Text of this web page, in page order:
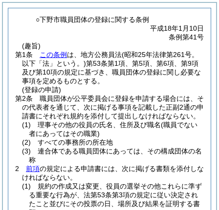
○下野市職員団体の登録に関する条例
平成18年1月10日
条例第41号
(趣旨)
第1条
この条例 は、地方公務員法(昭和25年法律第261号。
以下「法」という。)第53条第1項、第5項、第6項、第9項
及び第10項の規定に基づき、職員団体の登録に関し必要な
事項を定めるものとする。
(登録の申請)
第2条
職員団体が公平委員会に登録を申請する場合には、そ
の代表者を通じて、次に掲げる事項を記載した正副2通の申
請書にそれぞれ規約を添付して提出しなければならない。
(1)
理事その他の役員の氏名、住所及び職名(職員でない
者にあってはその職業)
(2)
すべての事務所の所在地
(3)
連合体である職員団体にあっては、その構成団体の名
称
2
前項の規定による申請書には、次に掲げる書類を添付しな
ければならない。
(1)
規約の作成又は変更、役員の選挙その他これらに準ず
る重要な行為が、法第53条第3項の規定に従い決定され
たこと並びにその投票の日、場所及び結果を証明する書